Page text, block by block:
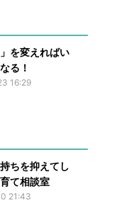
」を変えればい
る！
16:29
ちを抑えてし
て相談室
21:43